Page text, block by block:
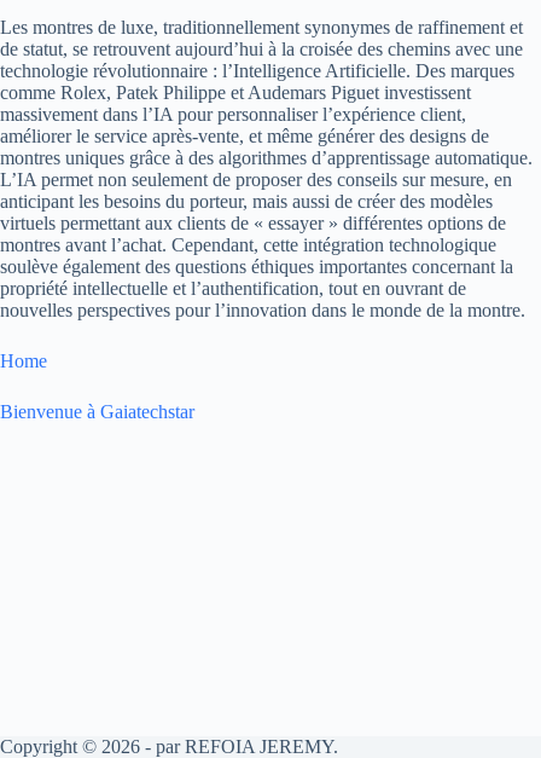
Les montres de luxe, traditionnellement synonymes de raffinement et
de statut, se retrouvent aujourd’hui à la croisée des chemins avec une
technologie révolutionnaire : l’Intelligence Artificielle. Des marques
comme Rolex, Patek Philippe et Audemars Piguet investissent
massivement dans l’IA pour personnaliser l’expérience client,
améliorer le service après-vente, et même générer des designs de
montres uniques grâce à des algorithmes d’apprentissage automatique.
L’IA permet non seulement de proposer des conseils sur mesure, en
anticipant les besoins du porteur, mais aussi de créer des modèles
virtuels permettant aux clients de « essayer » différentes options de
montres avant l’achat. Cependant, cette intégration technologique
soulève également des questions éthiques importantes concernant la
propriété intellectuelle et l’authentification, tout en ouvrant de
nouvelles perspectives pour l’innovation dans le monde de la montre.
Home
Bienvenue à Gaiatechstar
Copyright © 2026 - par REFOIA JEREMY.